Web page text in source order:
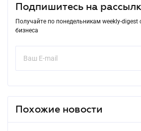
Подпишитесь на
Получайте по понедельникам weekly-
бизнеса
Похожие новости